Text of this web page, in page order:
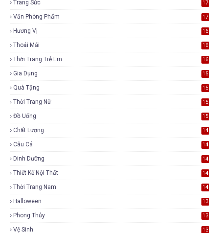
Trang Sức 17
Văn Phòng Phẩm 17
Hương Vị 16
Thoải Mái 16
Thời Trang Trẻ Em 16
Gia Dụng 15
Quà Tặng 15
Thời Trang Nữ 15
Đồ Uống 15
Chất Lượng 14
Câu Cá 14
Dinh Dưỡng 14
Thiết Kế Nội Thất 14
Thời Trang Nam 14
Halloween 13
Phong Thủy 13
Vệ Sinh 13